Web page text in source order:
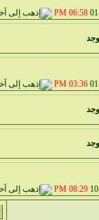
06:58 PM
03:36 PM
08:29 PM